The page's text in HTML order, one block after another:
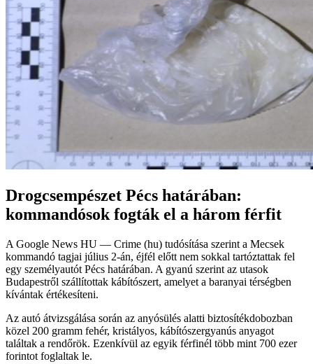
Drogcsempészet Pécs határában:
kommandósok fogták el a három férfit
A Google News HU — Crime (hu) tudósítása szerint a Mecsek
kommandó tagjai július 2-án, éjfél előtt nem sokkal tartóztattak fel
egy személyautót Pécs határában. A gyanú szerint az utasok
Budapestről szállítottak kábítószert, amelyet a baranyai térségben
kívántak értékesíteni.
Az autó átvizsgálása során az anyósülés alatti biztosítékdobozban
közel 200 gramm fehér, kristályos, kábítószergyanús anyagot
találtak a rendőrök. Ezenkívül az egyik férfinél több mint 700 ezer
forintot foglaltak le.